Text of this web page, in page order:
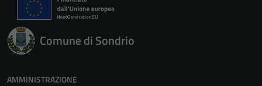
Comune di Sondrio
AMMINISTRAZIONE